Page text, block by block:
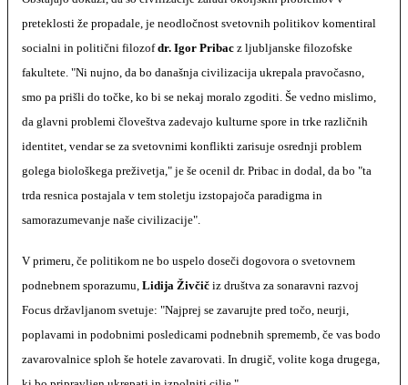
preteklosti že propadale, je neodločnost svetovnih politikov komentiral
socialni in politični filozofdr. Igor Pribac z ljubljanske filozofske
fakultete. "Ni nujno, da bo današnja civilizacija ukrepala pravočasno,
smo pa prišli do točke, ko bi se nekaj moralo zgoditi. Še vedno mislimo,
da glavni problemi človeštva zadevajo kulturne spore in trke različnih
identitet, vendar se za svetovnimi konflikti zarisuje osrednji problem
golega biološkega preživetja," je še ocenil dr. Pribac in dodal, da bo "ta
trda resnica postajala v tem stoletju izstopajoča paradigma in
samorazumevanje naše civilizacije".
V primeru, če politikom ne bo uspelo doseči dogovora o svetovnem
podnebnem sporazumu, Lidija Živčič iz društva za sonaravni razvoj
Focus državljanom svetuje: "Najprej se zavarujte pred točo, neurji,
poplavami in podobnimi posledicami podnebnih sprememb, če vas bodo
zavarovalnice sploh še hotele zavarovati. In drugič, volite koga drugega,